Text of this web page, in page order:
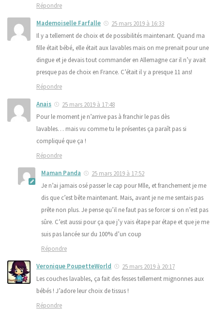
Répondre
Mademoiselle Farfalle
25 mars 2019 à 16:33
Il y a tellement de choix et de possibilités maintenant. Quand ma
fille était bébé, elle était aux lavables mais on me prenait pour une
dingue et je devais tout commander en Allemagne car il n’y avait
presque pas de choix en France. C’était il y a presque 11 ans!
Répondre
Anais
25 mars 2019 à 17:48
Pour le moment je n’arrive pas à franchir le pas dès
lavables… mais vu comme tu le présentes ça paraît pas si
compliqué que ça !
Répondre
Maman Panda
25 mars 2019 à 17:52
Je n’ai jamais osé passer le cap pour Mlle, et franchement je me
dis que c’est bête maintenant. Mais, avant je ne me sentais pas
prête non plus. Je pense qu’il ne faut pas se forcer si on n’est pas
sûre. C’est aussi pour ça que j’y vais étape par étape et que je me
suis pas lancée sur du 100% d’un coup
Répondre
Veronique PoupetteWorld
25 mars 2019 à 20:17
Les couches lavables, ça fait des fesses tellement mignonnes aux
bébés ! J’adore leur choix de tissus !
Répondre